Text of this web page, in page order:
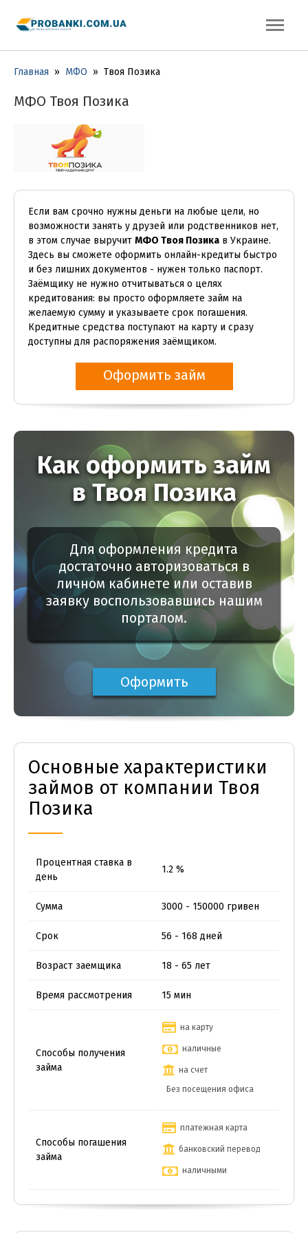
Главная » МФО » Твоя Позика
МФО Твоя Позика
Если вам срочно нужны деньги на любые цели, но
возможности занять у друзей или родственников нет,
в этом случае выручит МФО Твоя Позика в Украине.
Здесь вы сможете оформить онлайн-кредиты быстро
и без лишних документов - нужен только паспорт.
Заёмщику не нужно отчитываться о целях
кредитования: вы просто оформляете займ на
желаемую сумму и указываете срок погашения.
Кредитные средства поступают на карту и сразу
доступны для распоряжения заёмщиком.
Оформить займ
Как оформить займ
в Твоя Позика
Для оформления кредита
достаточно авторизоваться в
личном кабинете или оставив
заявку воспользовавшись нашим
порталом.
Оформить
Основные характеристики
займов от компании Твоя
Позика
Процентная ставка в
день
1.2 %
Сумма 3000 - 150000 гривен
Срок 56 - 168 дней
Возраст заемщика 18 - 65 лет
Время рассмотрения 15 мин
Способы получения
займа
на карту
наличные
на счет
Без посещения офиса
Способы погашения
займа
платежная карта
банковский перевод
наличными